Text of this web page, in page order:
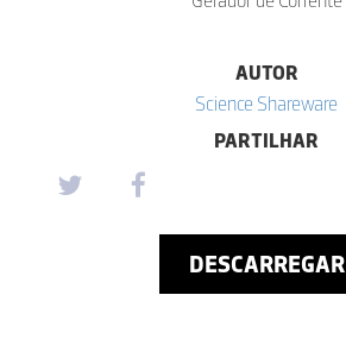
AUTOR
Science Shareware
PARTILHAR
DESCARREGAR